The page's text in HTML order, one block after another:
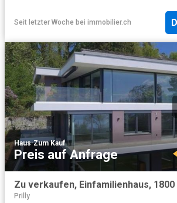
Seit letzter Woche bei immobilier.ch
Haus·Zum Kauf
Preis auf Anfrage
Prilly